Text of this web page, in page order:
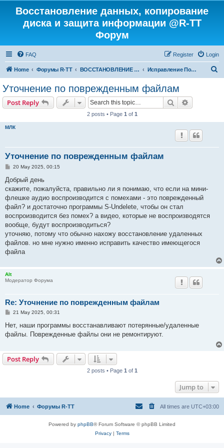
Восстановление данных, копирование
диска и защита информации @R-TT
Форум
FAQ Login
Register
Home Форумы R-TT ВОССТАНОВЛЕНИЕ ДАННЫХ И УДАЛЕННЫХ ФАЙЛОВ Исправление Поврежденных Файлов
Уточнение по поврежденным файлам
Post Reply Search
2 posts • Page 1 of 1
МЛК
Уточнение по поврежденным файлам
P
s
20 May 2025, 00:15
Добрый день
скажите, пожалуйста, правильно ли я понимаю, что если на мини-
флешке аудио воспроизводится с помехами - это поврежденный
файл? и достаточно программы S-Undelete, чтобы он стал
воспроизводится без помех? а видео, которые не воспроизводятся
вообще, будут воспроизводиться?
уточняю, потому что обычно нахожу восстановление удаленных
файлов. но мне нужно именно исправить качество имеющегося
файла
Alt
Модератор Форума
Re: Уточнение по поврежденным файлам
P
s
21 May 2025, 00:31
Нет, наши программы восстанавливают потерянные/удаленные
файлы. Поврежденные файлы они не ремонтируют.
Post Reply
2 posts • Page 1 of 1
Jump to
Home Форумы R-TT All times are UTC+03:00
Powered by phpBB® Forum Software © phpBB Limited
Privacy| Terms